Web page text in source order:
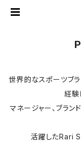
世界的なスポーツブラ
経験
マネージャー、ブラン
活躍したRari